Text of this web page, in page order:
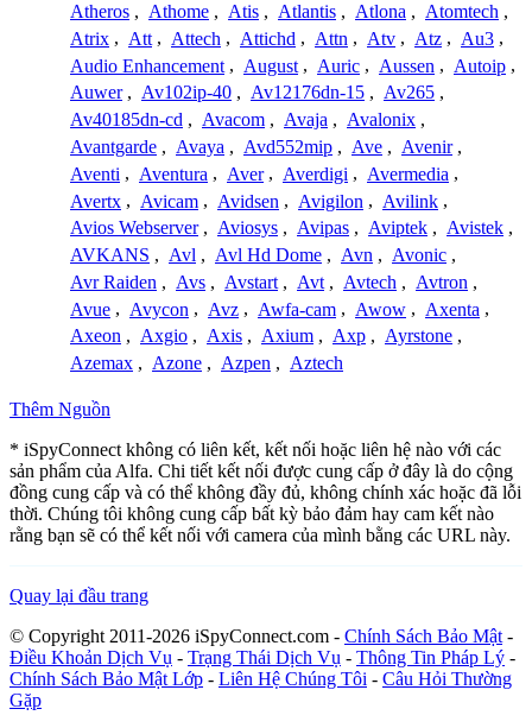
Atheros , Athome , Atis , Atlantis , Atlona , Atomtech ,
Atrix , Att , Attech , Attichd , Attn , Atv , Atz , Au3 ,
Audio Enhancement , August , Auric , Aussen , Autoip ,
Auwer , Av102ip-40 , Av12176dn-15 , Av265 ,
Av40185dn-cd , Avacom , Avaja , Avalonix ,
Avantgarde , Avaya , Avd552mip , Ave , Avenir ,
Aventi , Aventura , Aver , Averdigi , Avermedia ,
Avertx , Avicam , Avidsen , Avigilon , Avilink ,
Avios Webserver , Aviosys , Avipas , Aviptek , Avistek ,
AVKANS , Avl , Avl Hd Dome , Avn , Avonic ,
Avr Raiden , Avs , Avstart , Avt , Avtech , Avtron ,
Avue , Avycon , Avz , Awfa-cam , Awow , Axenta ,
Axeon , Axgio , Axis , Axium , Axp , Ayrstone ,
Azemax , Azone , Azpen , Aztech
Thêm Nguồn
* iSpyConnect không có liên kết, kết nối hoặc liên hệ nào với các
sản phẩm của Alfa. Chi tiết kết nối được cung cấp ở đây là do cộng
đồng cung cấp và có thể không đầy đủ, không chính xác hoặc đã lỗi
thời. Chúng tôi không cung cấp bất kỳ bảo đảm hay cam kết nào
rằng bạn sẽ có thể kết nối với camera của mình bằng các URL này.
Quay lại đầu trang
© Copyright 2011-2026 iSpyConnect.com - Chính Sách Bảo Mật -
Điều Khoản Dịch Vụ - Trạng Thái Dịch Vụ - Thông Tin Pháp Lý -
Chính Sách Bảo Mật Lớp - Liên Hệ Chúng Tôi - Câu Hỏi Thường
Gặp